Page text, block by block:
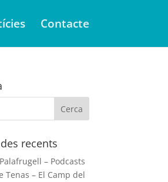
Contacte
recents
– Podcasts
Tenas – El Camp del